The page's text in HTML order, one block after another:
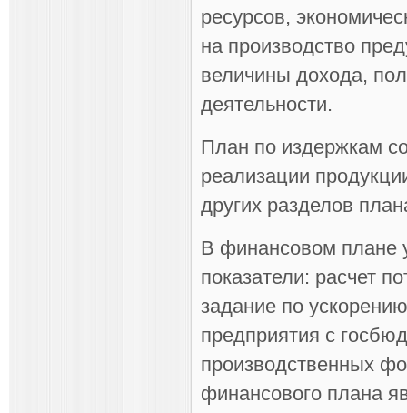
ресурсов,
на производство
величины дохода,
деятельности.
План по издержкам
реализации
других разделов
В финансовом плане
показатели: расчет
задание по
предприятия с
производственных
финансового плана